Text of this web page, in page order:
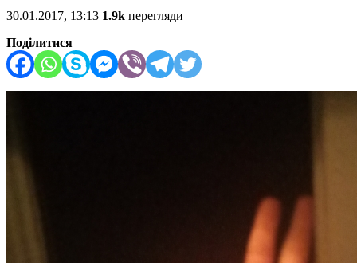
30.01.2017, 13:13 1.9k перегляди
Поділитися